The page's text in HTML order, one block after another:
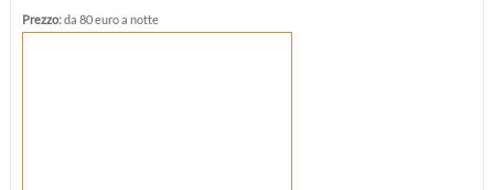
Prezzo:da 80 euro a notte